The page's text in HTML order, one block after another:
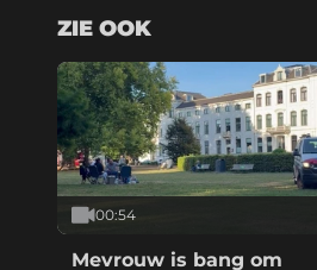
ZIE OOK
00:54
Mevrouw is bang om